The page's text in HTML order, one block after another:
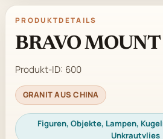
PRODUKTDETAILS
BRAVO
Produkt-ID: 600
GRANIT AUS CHINA
Figuren, Objekte, Lampen,
Unkrautvlies